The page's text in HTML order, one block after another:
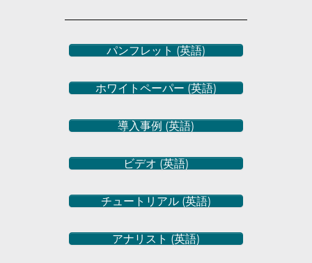
パンフレット (英語)
ホワイトペーパー (英語)
導入事例 (英語)
ビデオ (英語)
チュートリアル (英語)
アナリスト (英語)